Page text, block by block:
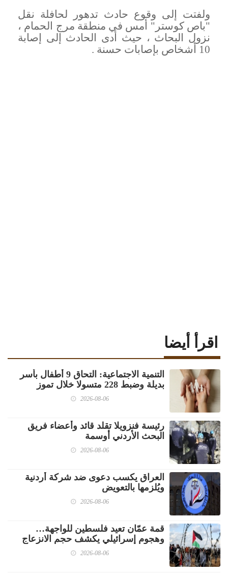
ولفتت إلى وقوع حادث تدهور لحافلة نقل
"باص كوستر" أمس في منطقة مرج الحمام ،
نزول البحاث ، حيث أدى الحادث إلى إصابة
10 أشخاص بإصابات حسنة
.
اقرأ أيضا
‏التنمية الاجتماعية: التحاق 9 أطفال بأسر
بديلة وضبط 228 متسولا خلال تموز
2026-08-06
رئيسة فنزويلا تقلد قائد وأعضاء فريق
البحث الأردني أوسمة
2026-08-06
العراق يكسب دعوى ضد شركة أردنية
ويُلزمها بالتعويض
2026-08-06
قمة عمّان تعيد فلسطين للواجهة…
وهجوم إسرائيلي يكشف حجم الانزعاج
2026-08-06